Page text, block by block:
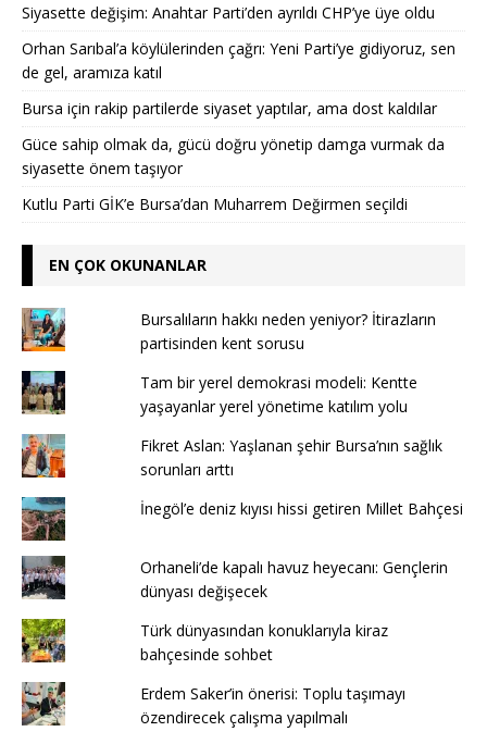
Siyasette değişim: Anahtar Parti’den ayrıldı CHP’ye üye oldu
Orhan Sarıbal’a köylülerinden çağrı: Yeni Parti’ye gidiyoruz, sen
de gel, aramıza katıl
Bursa için rakip partilerde siyaset yaptılar, ama dost kaldılar
Güce sahip olmak da, gücü doğru yönetip damga vurmak da
siyasette önem taşıyor
Kutlu Parti GİK’e Bursa’dan Muharrem Değirmen seçildi
EN ÇOK OKUNANLAR
Bursalıların hakkı neden yeniyor? İtirazların
partisinden kent sorusu
Tam bir yerel demokrasi modeli: Kentte
yaşayanlar yerel yönetime katılım yolu
Fikret Aslan: Yaşlanan şehir Bursa’nın sağlık
sorunları arttı
İnegöl’e deniz kıyısı hissi getiren Millet Bahçesi
Orhaneli’de kapalı havuz heyecanı: Gençlerin
dünyası değişecek
Türk dünyasından konuklarıyla kiraz
bahçesinde sohbet
Erdem Saker’in önerisi: Toplu taşımayı
özendirecek çalışma yapılmalı